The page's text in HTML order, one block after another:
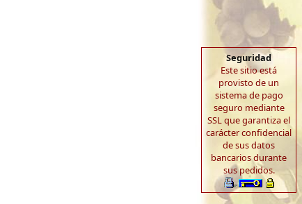
Seguridad
Este sitio está
provisto de un
sistema de pago
seguro mediante
SSL que garantiza el
carácter confidencial
de sus datos
bancarios durante
sus pedidos.